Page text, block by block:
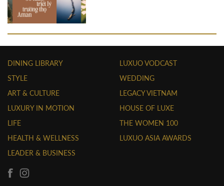
DINING LIBRARY
STYLE
ART & CULTURE
LUXURY IN MOTION
LIFE
HEALTH & WELLNESS
LEADER & BUSINESS
LUXUO VODCAST
WEDDING
LEGACY VIETNAM
HOUSE OF LUXE
THE WOMEN 100
LUXUO ASIA AWARDS